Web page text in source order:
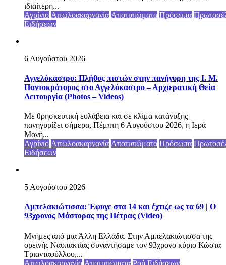
ιδιαίτερη...
Αγρίνιο Αιτωλοακαρνανία Αποτυπώματα Πρόσωπα
Ειδήσεων
6 Αυγούστου 2026
Αγγελόκαστρο: Πλήθος πιστών στην πανήγυρη της Ι. Μ.
Παντοκράτορος στο Αγγελόκαστρο – Αρχιερατική Θεία
Λειτουργία (Photos – Videos)
Με θρησκευτική ευλάβεια και σε κλίμα κατάνυξης
πανηγυρίζει σήμερα, Πέμπτη 6 Αυγούστου 2026, η Ιερά
Μονή...
Αγρίνιο Αιτωλοακαρνανία Αποτυπώματα Πρόσωπα
Ειδήσεων
5 Αυγούστου 2026
Αμπελακιώτισσα: Έφυγε στα 14 και έχτιζε ως τα 69 | Ο
93χρονος Μάστορας της Πέτρας (Video)
Μνήμες από μια Άλλη Ελλάδα. Στην Αμπελακιώτισσα της
ορεινής Ναυπακτίας συναντήσαμε τον 93χρονο κύριο Κώστα
Τριανταφύλλου,...
Αιτωλοακαρνανία Αποτυπώματα Ροή Ειδήσεων